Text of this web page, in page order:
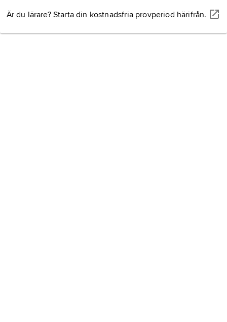
Är du lärare? Starta din kostnadsfria provperiod härifrån.